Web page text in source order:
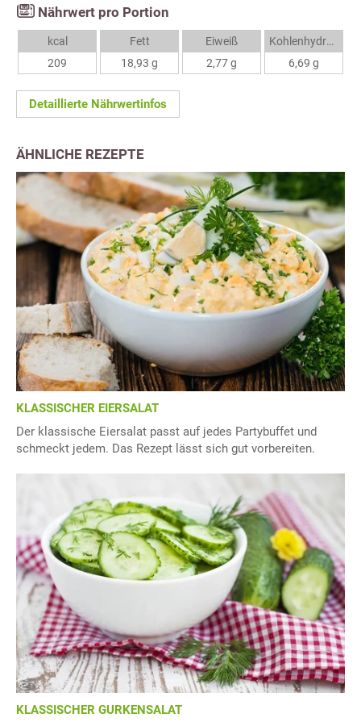
Nährwert pro Portion
kcal
209
Fett
18,93 g
Eiweiß
2,77 g
Kohlenhydrate
6,69 g
Detaillierte Nährwertinfos
ÄHNLICHE REZEPTE
KLASSISCHER EIERSALAT
Der klassische Eiersalat passt auf jedes Partybuffet und
schmeckt jedem. Das Rezept lässt sich gut vorbereiten.
KLASSISCHER GURKENSALAT